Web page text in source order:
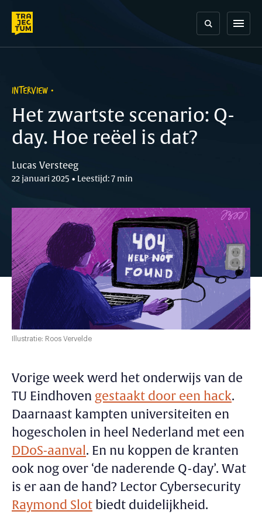
content
menu
INTERVIEW
Het zwartste scenario: Q-
day. Hoe reëel is dat?
Lucas Versteeg
22 januari 2025 • Leestijd: 7 min
Illustratie: Roos Vervelde
Vorige week werd het onderwijs van de
TU Eindhoven gestaakt door een hack.
Daarnaast kampten universiteiten en
hogescholen in heel Nederland met een
DDoS-aanval. En nu koppen de kranten
ook nog over ‘de naderende Q-day’. Wat
is er aan de hand? Lector Cybersecurity
Raymond Slot biedt duidelijkheid.